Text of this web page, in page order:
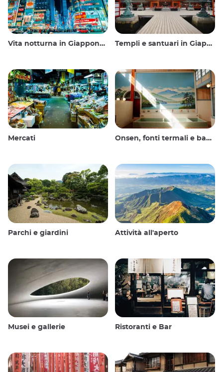
Vita notturna in Giappone: uscire, vedere e bere Templi e santuari in Giappone
Mercati Onsen, fonti termali e bagni pubblici
Parchi e giardini Attività all'aperto
Musei e gallerie Ristoranti e Bar